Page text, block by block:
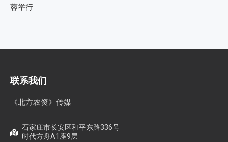
蓉举行
联系我们
《北方农资》传媒
石家庄市长安区和平东路336号
时代方舟A1座9层